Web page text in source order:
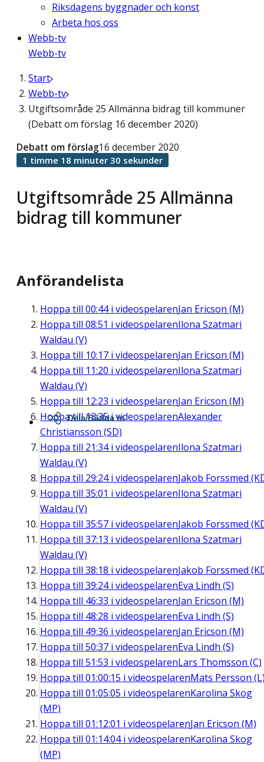
Riksdagens byggnader och konst
Arbeta hos oss
Webb-tv
Webb-tv
Start
Webb-tv
Utgiftsområde 25 Allmänna bidrag till kommuner
(Debatt om förslag 16 december 2020)
Utgiftsområde 25 Allmänna
bidrag till kommuner
Debatt om förslag16 december 2020
1 timme 18 minuter 30 sekunder
Anförandelista
Hoppa till 00:44i videospelarenJan Ericson (M)
Hoppa till 08:51 i videospelarenIlona Szatmari
Waldau (V)
Hoppa till 10:17 i videospelarenJan Ericson (M)
Hoppa till 11:20 i videospelarenIlona Szatmari
Waldau (V)
Hoppa till 12:23 i videospelarenJan Ericson (M)
Hoppa till13:35i videospelarenAlexander
Christiansson (SD)
Hoppa till 21:34i videospelarenIlona Szatmari
Waldau (V)
Hoppa till 29:24i videospelarenJakob Forssmed
Hoppa till 35:01 i videospelarenIlona Szatmari
Waldau (V)
Hoppa till 35:57 i videospelarenJakob Forssmed
Hoppa till 37:13 i videospelarenIlona Szatmari
Waldau (V)
Hoppa till 38:18 i videospelarenJakob Forssmed
Hoppa till 39:24i videospelarenEva Lindh (S)
Hoppa till 46:33 i videospelarenJan Ericson (M)
Hoppa till 48:28 i videospelarenEva Lindh (S)
Hoppa till 49:36 i videospelarenJan Ericson (M)
Hoppa till 50:37 i videospelarenEva Lindh (S)
Hoppa till 51:53 i videospelarenLars Thomsson (C)
Hoppa till 01:00:15 i videospelarenMats Persson
Hoppa till 01:05:05 i videospelarenKarolina Skog
(MP)
Hoppa till 01:12:01 i videospelarenJan Ericson (M)
Hoppa till 01:14:04i videospelarenKarolina Skog
(MP)
Dela/Bädda in